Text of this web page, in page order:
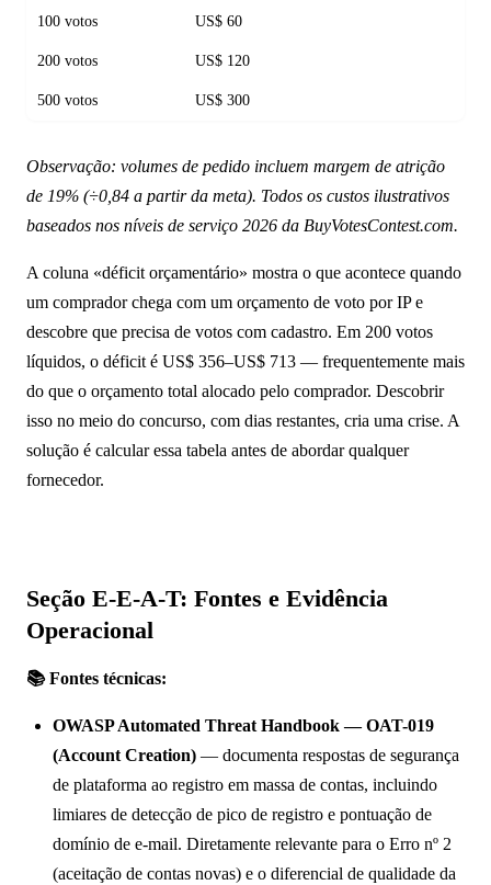
100 votos US$ 60
200 votos US$ 120
500 votos US$ 300
Observação: volumes de pedido incluem margem de atrição
de 19% (÷0,84 a partir da meta). Todos os custos ilustrativos
baseados nos níveis de serviço 2026 da BuyVotesContest.com.
A coluna «déficit orçamentário» mostra o que acontece quando
um comprador chega com um orçamento de voto por IP e
descobre que precisa de votos com cadastro. Em 200 votos
líquidos, o déficit é US$ 356–US$ 713 — frequentemente mais
do que o orçamento total alocado pelo comprador. Descobrir
isso no meio do concurso, com dias restantes, cria uma crise. A
solução é calcular essa tabela antes de abordar qualquer
fornecedor.
Seção E-E-A-T: Fontes e Evidência
Operacional
📚 Fontes técnicas:
OWASP Automated Threat Handbook — OAT-019
(Account Creation) — documenta respostas de segurança
de plataforma ao registro em massa de contas, incluindo
limiares de detecção de pico de registro e pontuação de
domínio de e-mail. Diretamente relevante para o Erro nº 2
(aceitação de contas novas) e o diferencial de qualidade da